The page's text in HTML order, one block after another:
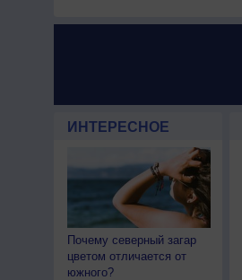
ИНТЕРЕСНОЕ
Почему северный загар
цветом отличается от
южного?